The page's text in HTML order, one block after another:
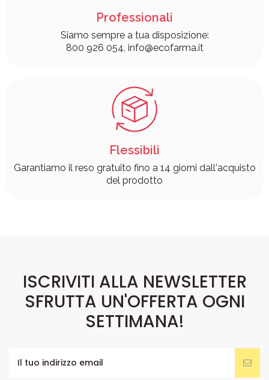
Professionali
Siamo sempre a tua disposizione:
800 926 054, info@ecofarma.it
Flessibili
Garantiamo il reso gratuito fino a 14 giorni dall'acquisto
del prodotto
ISCRIVITI ALLA NEWSLETTER
SFRUTTA UN'OFFERTA OGNI
SETTIMANA!